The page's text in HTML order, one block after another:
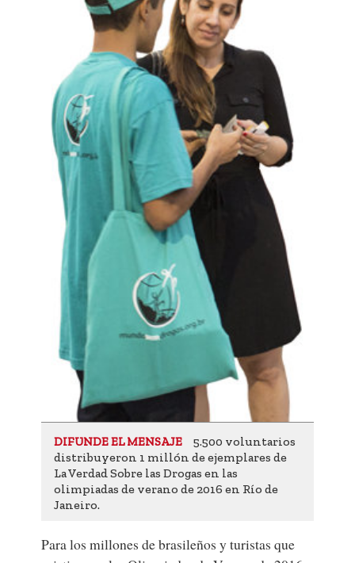
DIFUNDE EL MENSAJE
5.500 voluntarios
distribuyeron 1 millón de ejemplares de
La Verdad Sobre las Drogas en las
olimpiadas de verano de 2016 en Río de
Janeiro.
Para los millones de brasileños y turistas que